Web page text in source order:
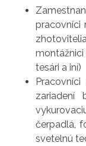
pracovníci
tesári a iní)
zariadení
čerpadlá,
svetelnú